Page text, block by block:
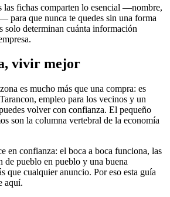
las fichas comparten lo esencial —nombre,
para que nunca te quedes sin una forma
solo determinan cuánta información
vivir mejor
es mucho más que una compra: es
empleo para los vecinos y un
volver con confianza. El pequeño
son la columna vertebral de la economía
en confianza: el boca a boca funciona, las
de pueblo en pueblo y una buena
que cualquier anuncio. Por eso esta guía
aquí.